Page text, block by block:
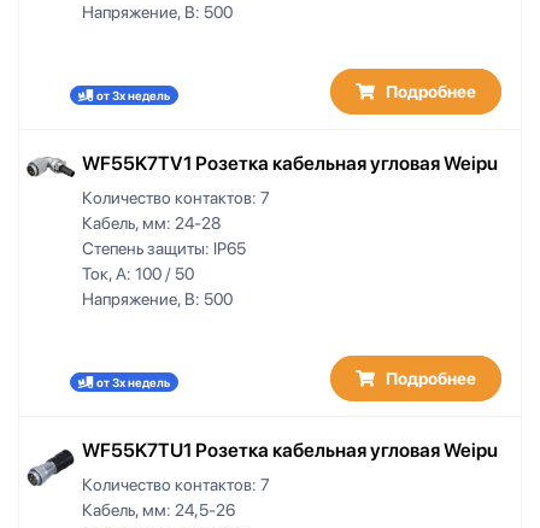
Напряжение, В: 500
от 3х недель Подробнее
WF55K7TV1 Розетка кабельная угловая Weipu
Количество контактов: 7
Кабель, мм: 24-28
Степень защиты: IP65
Ток, А: 100 / 50
Напряжение, В: 500
от 3х недель Подробнее
WF55K7TU1 Розетка кабельная угловая Weipu
Количество контактов: 7
Кабель, мм: 24,5-26